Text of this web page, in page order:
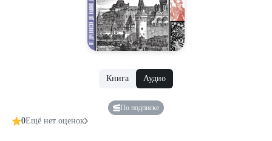
Книга Аудио
По подписке
0Ещё нет оценок